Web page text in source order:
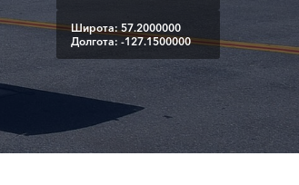
Широта: 57.2000000
Долгота: -127.1500000